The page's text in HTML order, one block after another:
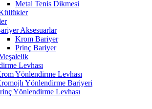
Metal Tenis Dikmesi
Aksesuarlar
Krom Bariyer
Prinç Bariyer
Levhası
Yönlendirme Levhası
Yönlendirme Bariyeri
Yönlendirme Levhası